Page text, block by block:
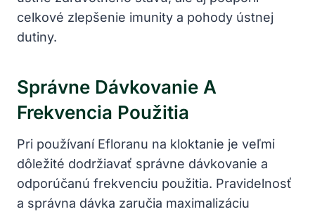
celkové zlepšenie imunity a pohody ústnej
dutiny.
Správne Dávkovanie A
Frekvencia Použitia
Pri používaní Efloranu na kloktanie je veľmi
dôležité dodržiavať správne dávkovanie a
odporúčanú frekvenciu použitia. Pravidelnosť
a správna dávka zaručia maximalizáciu